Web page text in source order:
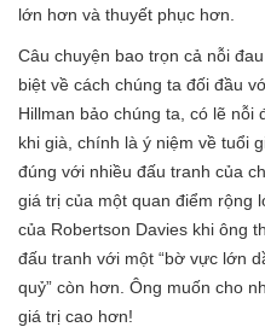
lớn hơn và thuyết phục hơn.
Câu chuyện bao trọn cả nỗi
biệt về cách chúng ta đối đầu
Hillman bảo chúng ta, có lẽ nỗi
khi già, chính là ý niệm về tuổi
đúng với nhiều đấu tranh của
giá trị của một quan điểm rộng
của Robertson Davies khi ông
đấu tranh với một “bờ vực lớn
quỷ” còn hơn. Ông muốn cho
giá trị cao hơn!